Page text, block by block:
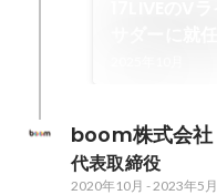
boom株式会社
代表取締役
2020年10月 -2023年5月